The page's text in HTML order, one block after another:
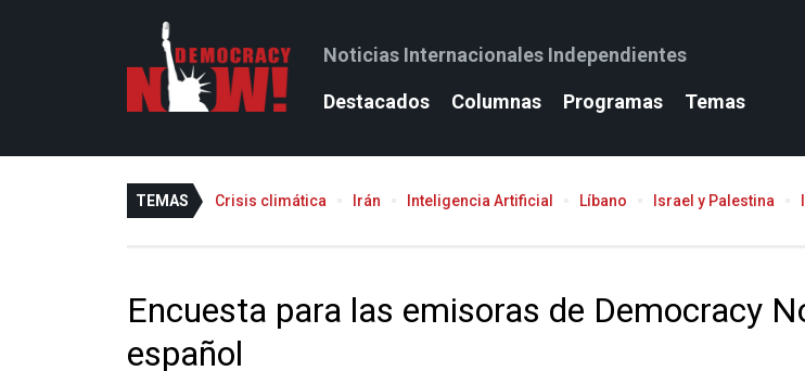
Noticias Internacionales Independientes
Destacados Columnas Programas Temas
TEMAS Crisis climática Irán Inteligencia Artificial Líbano Israel y Palestina